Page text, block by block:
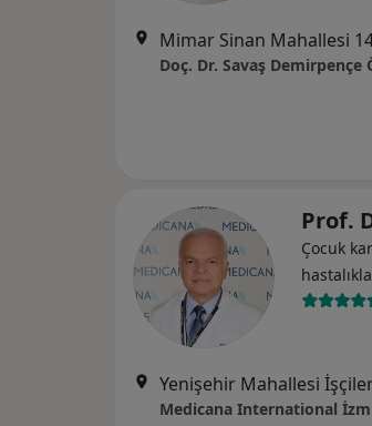
Doç. Dr. Savaş Demirpençe
Prof.
Çocuk
Medicana International